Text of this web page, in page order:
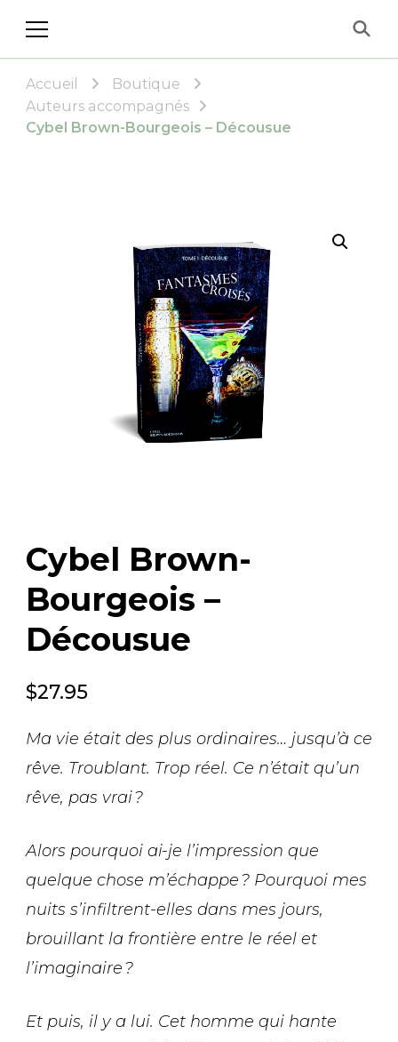
Les Éditions Allez, ose!
Accueil
Boutique
Auteurs accompagnés
Cybel Brown-Bourgeois – Décousue
Cybel Brown-
Bourgeois –
Décousue
$27.95
Ma vie était des plus ordinaires… jusqu’à ce
rêve. Troublant. Trop réel. Ce n’était qu’un
rêve, pas vrai?
Alors pourquoi ai-je l’impression que
quelque chose m’échappe? Pourquoi mes
nuits s’infiltrent-elles dans mes jours,
brouillant la frontière entre le réel et
l’imaginaire?
Et puis, il y a lui. Cet homme qui hante